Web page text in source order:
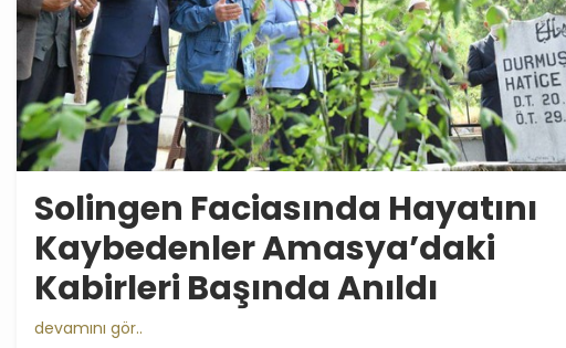
Solingen Faciasında Hayatını
Kaybedenler Amasya’daki
Kabirleri Başında Anıldı
devamını gör..